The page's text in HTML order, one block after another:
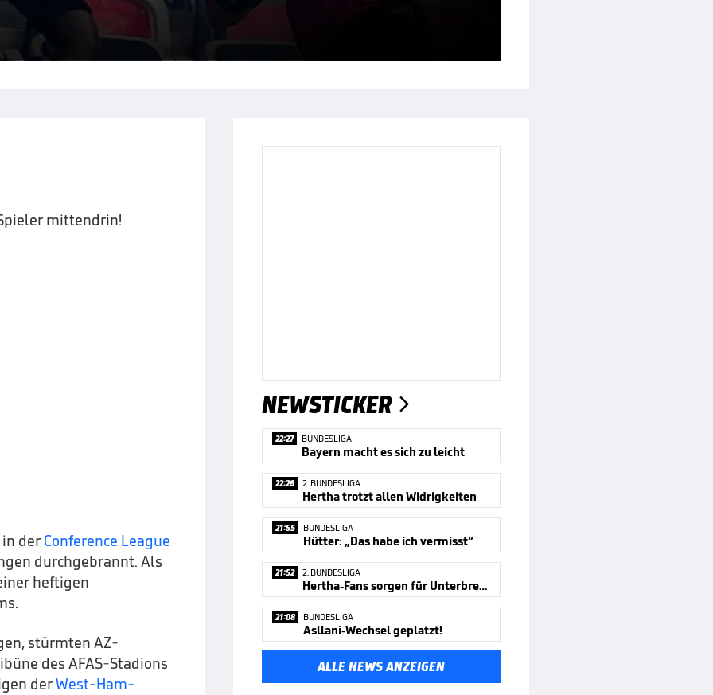
mittendrin!
in der Conference League
durchgebrannt. Als
heftigen
stürmten AZ-
des AFAS-Stadions
derWest-Ham-
NEWSTICKER 
22:27 BUNDESLIGA
Bayern macht es sich zu leicht
22:26 2. BUNDESLIGA
Hertha trotzt allen Widrigkeiten
21:55 BUNDESLIGA
Hütter: „Das habe ich vermisst“
21:52 2. BUNDESLIGA
Hertha-Fans sorgen für Unterbrechung
21:08 BUNDESLIGA
Asllani-Wechsel geplatzt!
ALLE NEWS ANZEIGEN